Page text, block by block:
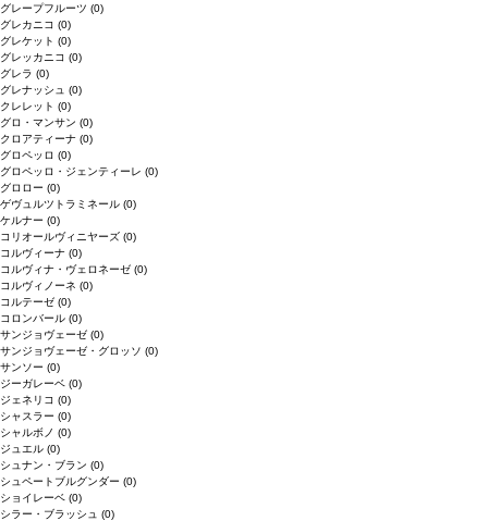
グレープフルーツ (0)
グレカニコ (0)
グレケット (0)
グレッカニコ (0)
グレラ (0)
グレナッシュ (0)
クレレット (0)
グロ・マンサン (0)
クロアティーナ (0)
グロペッロ (0)
グロペッロ・ジェンティーレ (0)
グロロー (0)
ゲヴュルツトラミネール (0)
ケルナー (0)
コリオールヴィニヤーズ (0)
コルヴィーナ (0)
コルヴィナ・ヴェロネーゼ (0)
コルヴィノーネ (0)
コルテーゼ (0)
コロンバール (0)
サンジョヴェーゼ (0)
サンジョヴェーゼ・グロッソ (0)
サンソー (0)
ジーガレーベ (0)
ジェネリコ (0)
シャスラー (0)
シャルボノ (0)
ジュエル (0)
シュナン・ブラン (0)
シュペートブルグンダー (0)
ショイレーベ (0)
シラー・ブラッシュ (0)